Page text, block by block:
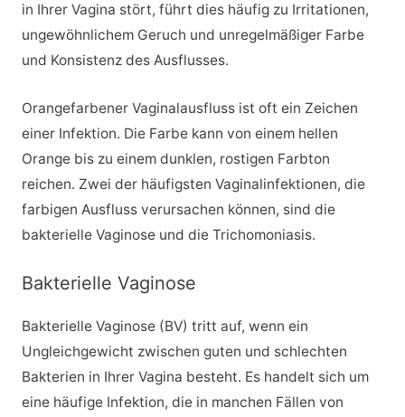
in Ihrer Vagina stört, führt dies häufig zu Irritationen,
ungewöhnlichem Geruch und unregelmäßiger Farbe
und Konsistenz des Ausflusses.
Orangefarbener Vaginalausfluss ist oft ein Zeichen
einer Infektion. Die Farbe kann von einem hellen
Orange bis zu einem dunklen, rostigen Farbton
reichen. Zwei der häufigsten Vaginalinfektionen, die
farbigen Ausfluss verursachen können, sind die
bakterielle Vaginose und die Trichomoniasis.
Bakterielle Vaginose
Bakterielle Vaginose (BV) tritt auf, wenn ein
Ungleichgewicht zwischen guten und schlechten
Bakterien in Ihrer Vagina besteht. Es handelt sich um
eine häufige Infektion, die in manchen Fällen von